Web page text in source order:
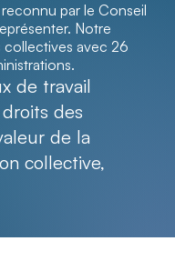
par le Conseil
Notre
avec 26
de travail
des
de la
collective,